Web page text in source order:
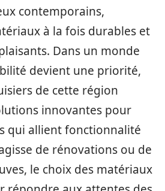
contemporains,
à la fois durables et
Dans un monde
devient une priorité,
de cette région
innovantes pour
qui allient fonctionnalité
de rénovations ou de
le choix des matériaux